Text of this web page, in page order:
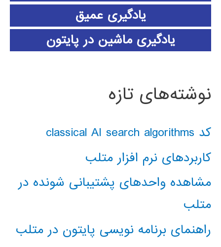
یادگیری عمیق
یادگیری ماشین در پایتون
نوشته‌های تازه
کد classical AI search algorithms
کاربردهای نرم افزار متلب
مشاهده واحدهای پشتیبانی شونده در
متلب
راهنمای برنامه نویسی پایتون در متلب